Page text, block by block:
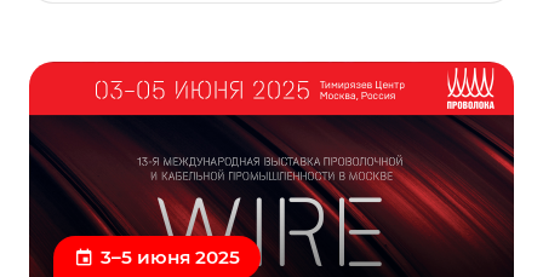
3–5 июня 2025